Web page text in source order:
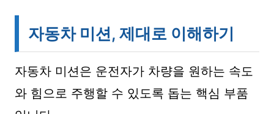
자동차 미션, 제대로 이해하기
자동차 미션은 운전자가 차량을 원하는 속도
와 힘으로 주행할 수 있도록 돕는 핵심 부품